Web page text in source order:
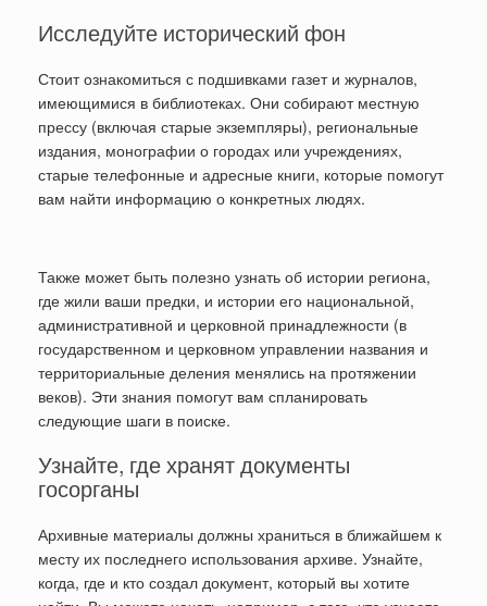
Исследуйте исторический фон
Стоит ознакомиться с подшивками газет и журналов,
имеющимися в библиотеках. Они собирают местную
прессу (включая старые экземпляры), региональные
издания, монографии о городах или учреждениях,
старые телефонные и адресные книги, которые помогут
вам найти информацию о конкретных людях.
Также может быть полезно узнать об истории региона,
где жили ваши предки, и истории его национальной,
административной и церковной принадлежности (в
государственном и церковном управлении названия и
территориальные деления менялись на протяжении
веков). Эти знания помогут вам спланировать
следующие шаги в поиске.
Узнайте, где хранят документы
госорганы
Архивные материалы должны храниться в ближайшем к
месту их последнего использования архиве. Узнайте,
когда, где и кто создал документ, который вы хотите